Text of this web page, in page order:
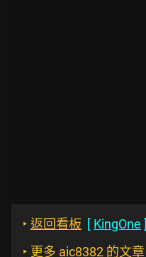
‣ 返回看板 [ KingOne ]
‣ 更多 aic8382 的文章